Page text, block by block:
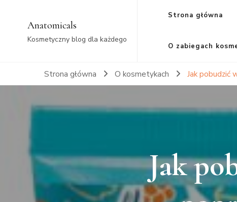
Anatomicals
Kosmetyczny blog dla każdego
Strona główna
O zabiegach
Strona główna O kosmetykach Jak pobudzić
Jak